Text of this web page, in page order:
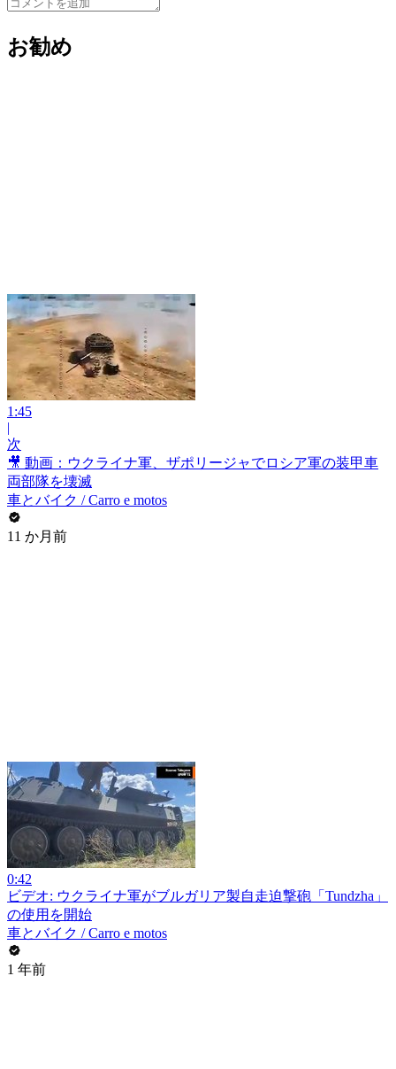
お勧め
1:45
|
次
🎥 動画：ウクライナ軍、ザポリージャでロシア軍の装甲車
両部隊を壊滅
車とバイク / Carro e motos
11 か月前
0:42
ビデオ: ウクライナ軍がブルガリア製自走迫撃砲「Tundzha」
の使用を開始
車とバイク / Carro e motos
1 年前